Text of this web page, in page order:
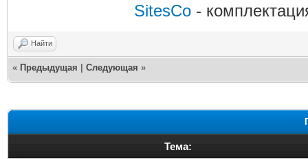
SitesCo-
Найти
« Предыдущая Следующая »
Тема: